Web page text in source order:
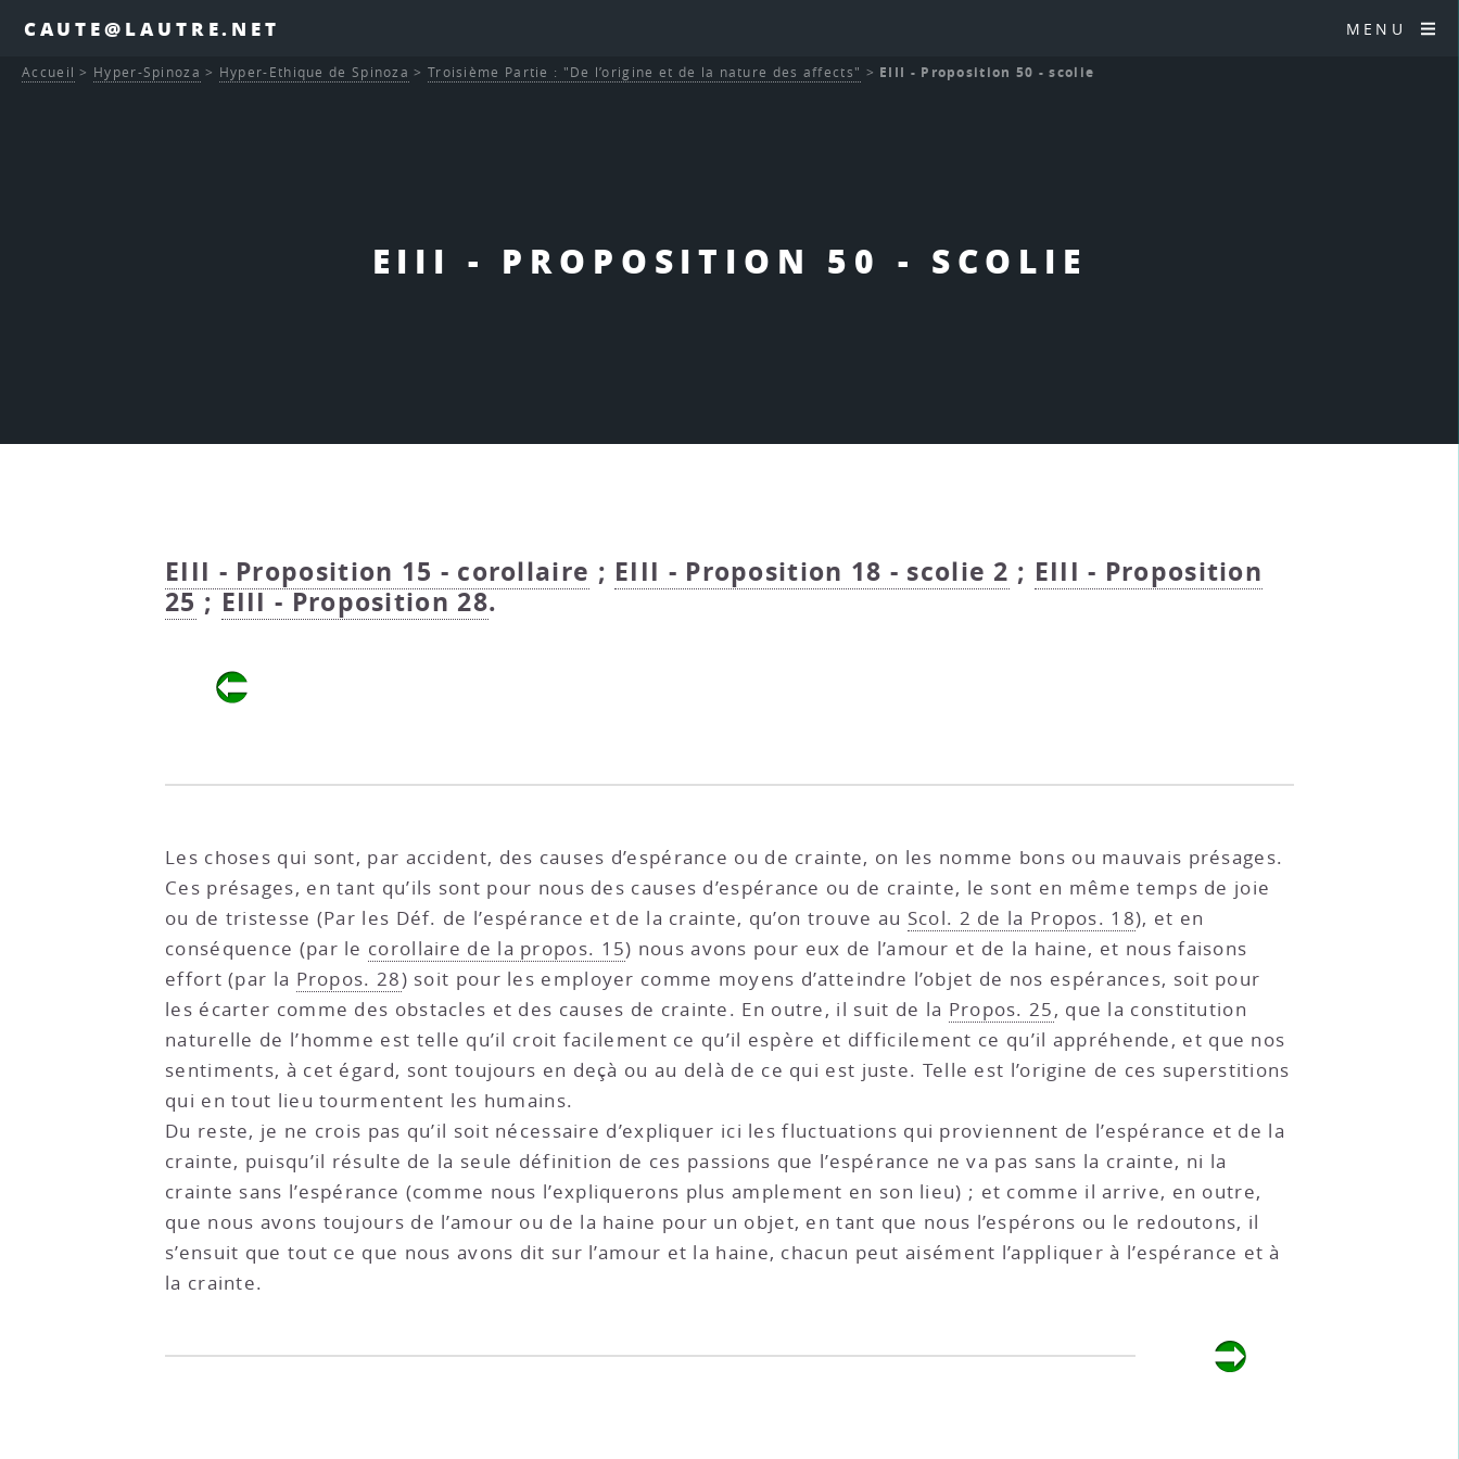
CAUTE@LAUTRE.NET MENU
EIII - PROPOSITION 50 - SCOLIE
Accueil > Hyper-Spinoza > Hyper-Ethique de Spinoza > Troisième Partie : "De l’origine et de la nature des affects" > EIII - Proposition 50 - scolie
EIII - Proposition 15 - corollaire ; EIII - Proposition 18 - scolie 2 ; EIII - Proposition
25 ; EIII - Proposition 28.
Les choses qui sont, par accident, des causes d’espérance ou de crainte, on les nomme bons ou mauvais présages.
Ces présages, en tant qu’ils sont pour nous des causes d’espérance ou de crainte, le sont en même temps de joie
ou de tristesse (Par les Déf. de l’espérance et de la crainte, qu’on trouve au Scol. 2 de la Propos. 18), et en
conséquence (par le corollaire de la propos. 15) nous avons pour eux de l’amour et de la haine, et nous faisons
effort (par la Propos. 28) soit pour les employer comme moyens d’atteindre l’objet de nos espérances, soit pour
les écarter comme des obstacles et des causes de crainte. En outre, il suit de la Propos. 25, que la constitution
naturelle de l’homme est telle qu’il croit facilement ce qu’il espère et difficilement ce qu’il appréhende, et que nos
sentiments, à cet égard, sont toujours en deçà ou au delà de ce qui est juste. Telle est l’origine de ces superstitions
qui en tout lieu tourmentent les humains.
Du reste, je ne crois pas qu’il soit nécessaire d’expliquer ici les fluctuations qui proviennent de l’espérance et de la
crainte, puisqu’il résulte de la seule définition de ces passions que l’espérance ne va pas sans la crainte, ni la
crainte sans l’espérance (comme nous l’expliquerons plus amplement en son lieu) ; et comme il arrive, en outre,
que nous avons toujours de l’amour ou de la haine pour un objet, en tant que nous l’espérons ou le redoutons, il
s’ensuit que tout ce que nous avons dit sur l’amour et la haine, chacun peut aisément l’appliquer à l’espérance et à
la crainte.